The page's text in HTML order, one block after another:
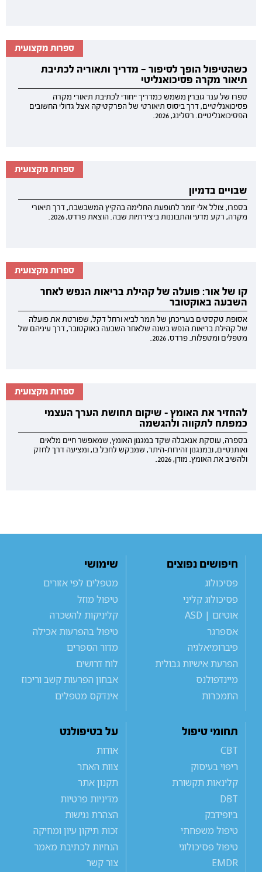
ספרות מקצועית
כשהטיפול הופך לסיפור — מדריך ותאוריה לכתיבת
תיאור מקרה פסיכואנליטי
ספרו של ענר גוברין משמש כמדריך ייחודי לכתיבת תיאורי מקרה
פסיכואנליטיים, דרך ביסוס תיאורטי של הפרקטיקה אצל גדולי החשובים
הפסיכואנליטיים. רסלינג, 2026.
ספרות מקצועית
שבויים בדמיון
בספרו, צולל אלי זומר לתופעת החלימה בהקיץ המשבשבת, דרך תיאורי
מקרה, רקע מדעי והתבוננות ביצירתיות שבה. הוצאת פרדס, 2026.
ספרות מקצועית
קו של אור: פועלה של קהילת בריאות הנפש לאחר
השבעה באוקטובר
אסופת טקסטים בעריכתן של תמר לביא ורחל דקל, שפורטת את פועלה
של קהילת בריאות הנפש בשנה שלאחר השבעה באוקטובר, דרך עיניהם של
מטפלים ומטפלות. פרדס, 2026.
ספרות מקצועית
להחזיר את האומץ - שיקום תחושת הערך העצמי
כמפתח לתקווה ולהגשמה
בספרה, עוסקת אנאבלה שקד במגנון האומץ, שמאפשר חיים מלאים
ואותנטיים, ובמנגנון זהירות-היתר, שמבקש לחבל בו, ומציעה דרך לחזק
ולהשיב את האומץ. מודן, 2026.
חיפושים נפוצים
פסיכולוג
פסיכולוג קליני
אוטיזם | ASD
אספרגר
פיברומיאלגיה
הפרעת אישיות גבולית
מיינדפולנס
התמכרות
שימושי
מטפלים לפי אזורים
טיפול מוזל
קליניקות להשכרה
טיפול בהפרעות אכילה
מדור הספרים
לוח דרושים
אבחון הפרעות קשב וריכוז
אינדקס מטפלים
תחומי טיפול
CBT
ריפוי בעיסוק
קלינאות תקשורת
DBT
ביופידבק
טיפול משפחתי
טיפול פסיכולוגי
EMDR
על בטיפולנט
אודות
צוות האתר
תקנון אתר
מדיניות פרטיות
הצהרת נגישות
זכות תיקון עיון ומחיקה
הנחיות לכתיבת מאמר
צור קשר